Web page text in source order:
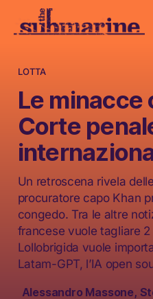
LOTTA
Le minacce
Corte
Un retroscena rivela
procuratore capo Khan
congedo. Tra le altre
francese vuole tagliare
Lollobrigida vuole
Latam-GPT, l’IA open
Alessandro Massone,